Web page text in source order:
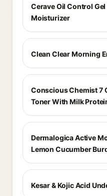
Cerave Oil Control
Moisturizer
Clean Clear Morning
Conscious Chemist 7
Toner With Milk
Dermalogica Active
Lemon Cucumber
Kesar & Kojic Acid